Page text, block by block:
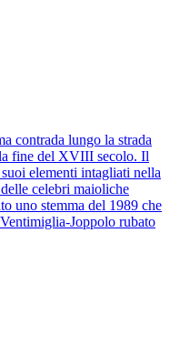
contrada lungo la strada
fine del XVIII secolo. Il
elementi intagliati nella
celebri maioliche
uno stemma del 1989 che
Joppolo rubato